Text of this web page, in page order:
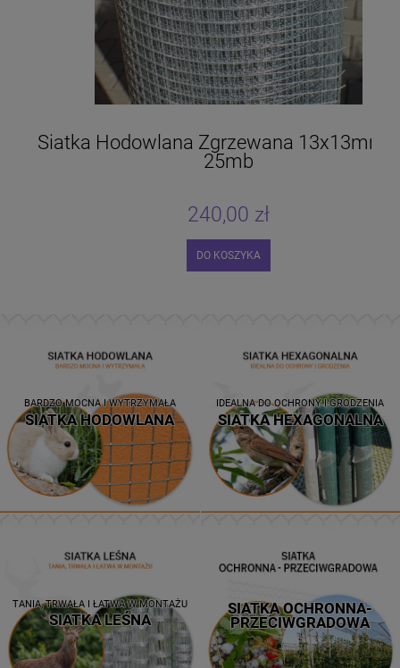
Siatka Hodowlana Zgrzewana 13x13mm/
25mb
240,00 zł
DO KOSZYKA
BARDZO MOCNA I WYTRZYMAŁA
SIATKA HODOWLANA
IDEALNA DO OCHRONY I GRODZENIA
SIATKA HEXAGONALNA
TANIA, TRWAŁA I ŁATWA W MONTAŻU
SIATKA LEŚNA
SIATKA OCHRONNA-
PRZECIWGRADOWA